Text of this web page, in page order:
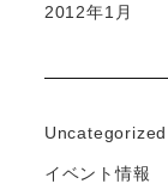
2012年1月
Uncategorized
イベント情報